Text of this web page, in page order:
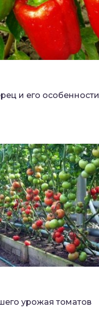
и его особенности
урожая томатов